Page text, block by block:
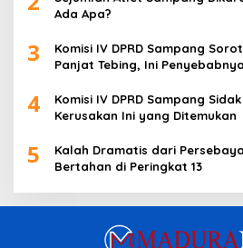
Ada Apa?
3
Komisi IV DPRD Sampang
Panjat Tebing, Ini Penyebabnya
4
Komisi IV DPRD Sampang
Kerusakan Ini yang Ditemukan
5
Kalah Dramatis dari
Bertahan di Peringkat 13